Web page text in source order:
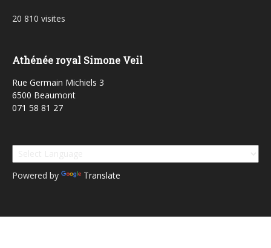
20 810 visites
Athénée royal Simone Veil
Rue Germain Michiels 3
6500 Beaumont
071 58 81 27
Powered by Translate